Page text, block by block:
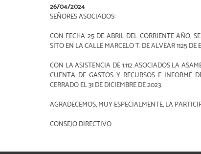
26/04/2024
SEÑORES ASOCIADOS:
CON FECHA 25 DE ABRIL DEL CORRIENTE AÑO,
SITO EN LA CALLE MARCELO T. DE ALVEAR 1125 DE
CON LA ASISTENCIA DE 1.112 ASOCIADOS LA
CUENTA DE GASTOS Y RECURSOS E INFORME
CERRADO EL 31 DE DICIEMBRE DE 2023.
AGRADECEMOS, MUY ESPECIALMENTE, LA
CONSEJO DIRECTIVO